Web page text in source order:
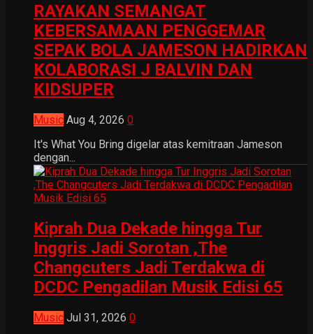
RAYAKAN SEMANGAT
KEBERSAMAAN PENGGEMAR
SEPAK BOLA JAMESON HADIRKAN
KOLABORASI J BALVIN DAN
KIDSUPER
Music Aug 4, 2026 0
It's What You Bring digelar atas kemitraan Jameson
dengan...
Kiprah Dua Dekade hingga Tur
Inggris Jadi Sorotan ,The
Changcuters Jadi Terdakwa di
DCDC Pengadilan Musik Edisi 65
Music Jul 31, 2026 0